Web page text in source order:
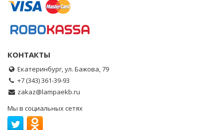
КОНТАКТЫ
Екатеринбург, ул. Бажова, 79
+7 (343) 361-39-93
zakaz@lampaekb.ru
Мы в социальных сетях